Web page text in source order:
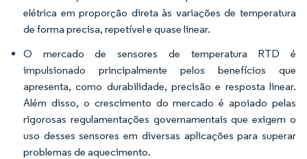
elétrica em proporção direta às variações de temperatura
de forma precisa, repetível e quase linear.
O mercado de sensores de temperatura RTD é
impulsionado principalmente pelos benefícios que
apresenta, como durabilidade, precisão e resposta linear.
Além disso, o crescimento do mercado é apoiado pelas
rigorosas regulamentações governamentais que exigem o
uso desses sensores em diversas aplicações para superar
problemas de aquecimento.